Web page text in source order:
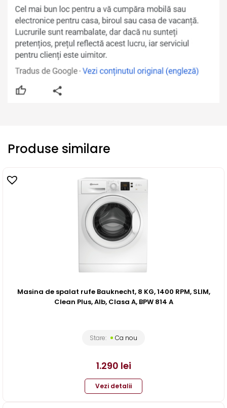
Produse similare
Masina de spalat rufe Bauknecht, 8 KG, 1400 RPM, SLIM,
Clean Plus, Alb, Clasa A, BPW 814 A
Stare: Ca nou
1.290 lei
Vezi detalii